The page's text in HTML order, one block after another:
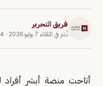
فريق التحرير
نُشر في الثلاثاء 7 يوليو 2026 ·
أتاحت منصة أبشر أفراد